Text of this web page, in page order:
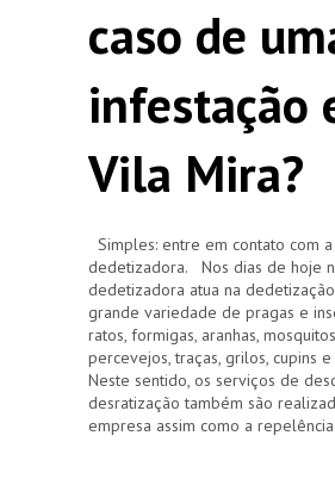
caso de
infestação
Vila Mira?
Simples: entre em contato com a
dedetizadora. Nos dias de hoje
dedetizadora atua na
grande variedade de pragas e
ratos, formigas, aranhas,
percevejos, traças, grilos, cupins
Neste sentido, os serviços de
desratização também são
empresa assim como a